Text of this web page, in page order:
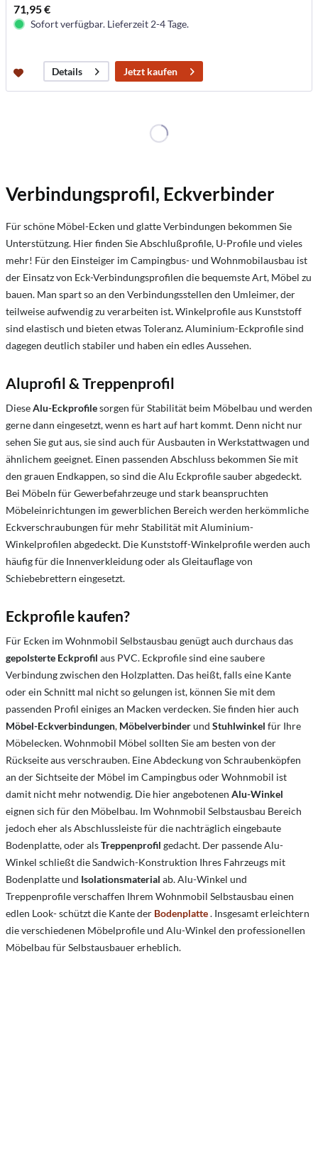
71,95 €
Sofort verfügbar. Lieferzeit 2-4 Tage.
Details Jetzt kaufen
Verbindungsprofil, Eckverbinder
Für schöne Möbel-Ecken und glatte Verbindungen bekommen Sie
Unterstützung. Hier finden Sie Abschlußprofile, U-Profile und vieles
mehr! Für den Einsteiger im Campingbus- und Wohnmobilausbau ist
der Einsatz von Eck-Verbindungsprofilen die bequemste Art, Möbel zu
bauen. Man spart so an den Verbindungsstellen den Umleimer, der
teilweise aufwendig zu verarbeiten ist.Winkelprofile aus Kunststoff
sind elastisch und bieten etwas Toleranz.Aluminium-Eckprofile sind
dagegen deutlich stabiler und haben ein edles Aussehen.
Aluprofil & Treppenprofil
DieseAlu-Eckprofilesorgen für Stabilität beim Möbelbau und werden
gerne dann eingesetzt, wenn es hart auf hart kommt. Denn nicht nur
sehen Sie gut aus, sie sind auch für Ausbauten in Werkstattwagen und
ähnlichem geeignet. Einen passenden Abschluss bekommen Sie mit
den grauen Endkappen, so sind die Alu Eckprofile sauber abgedeckt.
Bei Möbeln für Gewerbefahrzeuge und stark beanspruchten
Möbeleinrichtungen im gewerblichen Bereich werden herkömmliche
Eckverschraubungen für mehr Stabilität mit Aluminium-
Winkelprofilen abgedeckt. Die Kunststoff-Winkelprofile werden auch
häufig für die Innenverkleidung oder als Gleitauflage von
Schiebebrettern eingesetzt.
Eckprofile kaufen?
Für Ecken im Wohnmobil Selbstausbau genügt auch durchaus das
gepolsterte Eckprofil aus PVC. Eckprofile sind eine saubere
Verbindung zwischen den Holzplatten. Das heißt, falls eine Kante
oder ein Schnitt mal nicht so gelungen ist, können Sie mit dem
passenden Profil einiges an Macken verdecken. Sie finden hier auch
Möbel-Eckverbindungen, Möbelverbinderund Stuhlwinkel für Ihre
Möbelecken. Wohnmobil Möbel sollten Sie am besten von der
Rückseite aus verschrauben. Eine Abdeckung von Schraubenköpfen
an der Sichtseite der Möbel im Campingbus oder Wohnmobil ist
damit nicht mehr notwendig. Die hier angebotenen Alu-Winkel
eignen sich für den Möbelbau. Im Wohnmobil Selbstausbau Bereich
jedoch eher als Abschlussleiste für die nachträglich eingebaute
Bodenplatte, oder alsTreppenprofil gedacht. Der passende Alu-
Winkel schließt die Sandwich-Konstruktion Ihres Fahrzeugs mit
Bodenplatte und Isolationsmaterial ab. Alu-Winkel und
Treppenprofile verschaffen Ihrem Wohnmobil Selbstausbau einen
edlen Look- schützt die Kante der Bodenplatte. Insgesamt erleichtern
die verschiedenen Möbelprofile und Alu-Winkel den professionellen
Möbelbau für Selbstausbauer erheblich.